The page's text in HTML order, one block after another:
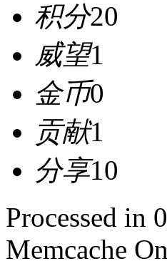
积分20
威望1
金币0
贡献1
分享10
Processed in
Memcache